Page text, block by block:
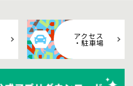
アクセス
・駐車場